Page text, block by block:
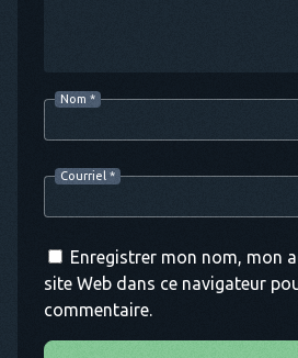
Nom *
Courriel *
Enregistrer mon nom, mon
site Web dans ce navigateur
commentaire.